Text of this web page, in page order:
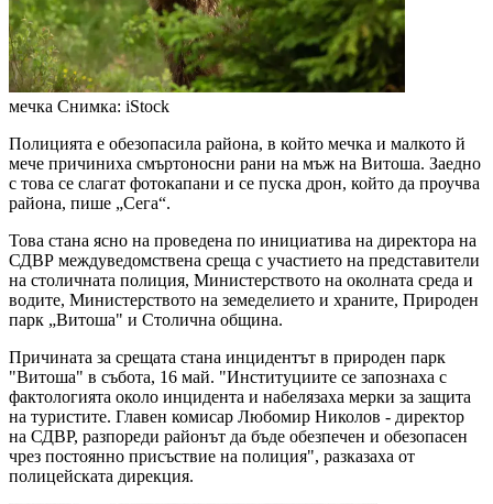
мечка Снимка: iStock
Полицията е обезопасила района, в който мечка и малкото й
мече причиниха смъртоносни рани на мъж на Витоша. Заедно
с това се слагат фотокапани и се пуска дрон, който да проучва
района, пише „Сега“.
Това стана ясно на проведена по инициатива на директора на
СДВР междуведомствена среща с участието на представители
на столичната полиция, Министерството на околната среда и
водите, Министерството на земеделието и храните, Природен
парк „Витоша" и Столична община.
Причината за срещата стана инцидентът в природен парк
"Витоша" в събота, 16 май. "Институциите се запознаха с
фактологията около инцидента и набелязаха мерки за защита
на туристите. Главен комисар Любомир Николов - директор
на СДВР, разпореди районът да бъде обезпечен и обезопасен
чрез постоянно присъствие на полиция", разказаха от
полицейската дирекция.